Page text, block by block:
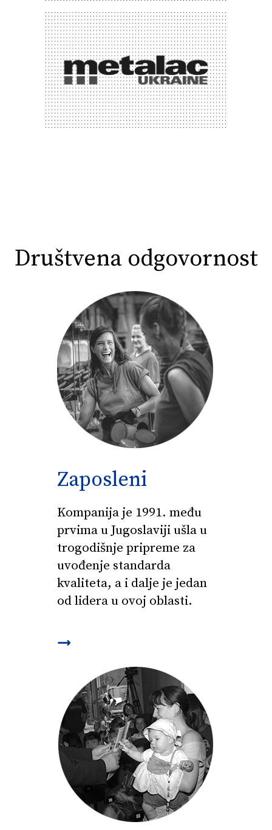
Društvena odgovornost
Zaposleni
Kompanija je 1991. među
prvima u Jugoslaviji ušla u
trogodišnje pripreme za
uvođenje standarda
kvaliteta, a i dalje je jedan
od lidera u ovoj oblasti.